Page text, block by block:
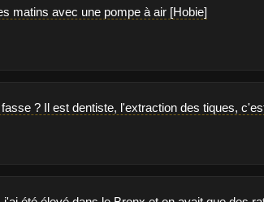
matins avec une pompe à air [Hobie]
? Il est dentiste, l'extraction des tiques,